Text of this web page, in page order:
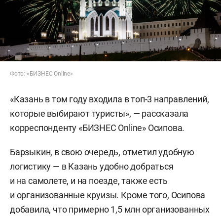
Фото: «БИЗНЕС Online»
«Казань в том году входила в топ-3 направлений,
которые выбирают туристы», — рассказала
корреспонденту «БИЗНЕС Online» Осипова.
Барзыкин, в свою очередь, отметил удобную
логистику — в Казань удобно добраться
и на самолете, и на поезде, также есть
и организованные круизы. Кроме того, Осипова
добавила, что примерно 1,5 млн организованных